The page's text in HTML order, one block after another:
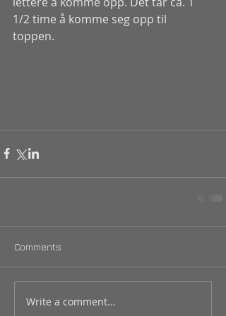
1/2 time å komme seg opp til
toppen.
Comments
Write a comment...